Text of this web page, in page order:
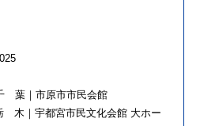
原市市民会館
都宮市民文化会館 大ホー